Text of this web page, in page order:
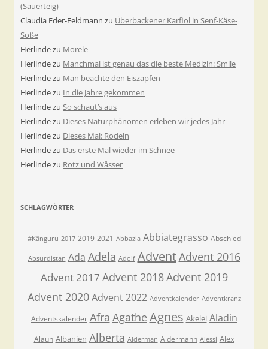
(Sauerteig)
Claudia Eder-Feldmann zu Überbackener Karfiol in Senf-Käse-
Soße
Herlindezu Morele
Herlindezu Manchmal ist genau das die beste Medizin: Smile
Herlindezu Man beachte den Eiszapfen
Herlindezu In die Jahre gekommen
Herlindezu So schaut’s aus
Herlindezu Dieses Naturphänomen erleben wir jedes Jahr
Herlindezu Dieses Mal: Rodeln
Herlindezu Das erste Mal wieder im Schnee
Herlindezu Rotz und Wåsser
SCHLAGWÖRTER
#Känguru 2017 2019 2021 Abbazia Abbiategrasso Abschied
Absurdistan Ada Adela Adolf AdventAdvent 2016
Advent 2017 Advent 2018Advent 2019
Advent 2020 Advent 2022 Adventkalender Adventkranz
Adventskalender Afra Agathe Agnes Akelei Aladin
Alaun Albanien Alberta Alderman Aldermann Alessi Alex